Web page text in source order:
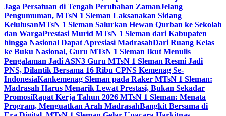
Jaga Persatuan di Tengah Perubahan ZamanJelang
Pengumuman, MTsN 1 Sleman Laksanakan Sidang
KelulusanMTsN 1 Sleman Salurkan Hewan Qurban ke Sekolah
dan WargaPrestasi Murid MTsN 1 Sleman dari Kabupaten
hingga Nasional Dapat Apresiasi MadrasahDari Ruang Kelas
ke Buku Nasional, Guru MTsN 1 Sleman Ikut Menulis
Pengalaman Jadi ASN3 Guru MTsN 1 Sleman Resmi Jadi
PNS, Dilantik Bersama 16 Ribu CPNS Kemenag Se-
IndonesiaKankemenag Sleman pada Raker MTsN 1 Sleman:
Madrasah Harus Menarik Lewat Prestasi, Bukan Sekadar
PromosiRapat Kerja Tahun 2026 MTsN 1 Sleman: Menata
Program, Menguatkan Arah MadrasahBangkit Bersama di